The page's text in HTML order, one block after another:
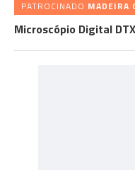
PATROCINADO MADEIRA
Microscópio Digital